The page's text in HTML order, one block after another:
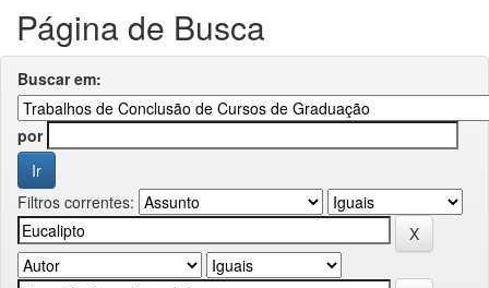
Página de Busca
Buscar em:
por
Filtros correntes: